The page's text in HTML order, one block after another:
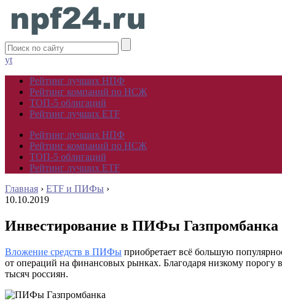
yt
Рейтинг лучших НПФ
Рейтинг компаний по НСЖ
ТОП-5 облигаций
Рейтинг лучших ETF
Рейтинг лучших НПФ
Рейтинг компаний по НСЖ
ТОП-5 облигаций
Рейтинг лучших ETF
Главная › ETF и ПИФы ›
10.10.2019
Инвестирование в ПИФы
Вложение средств в ПИФы приобретает всё большую
от операций на финансовых рынках. Благодаря низкому
тысяч россиян.